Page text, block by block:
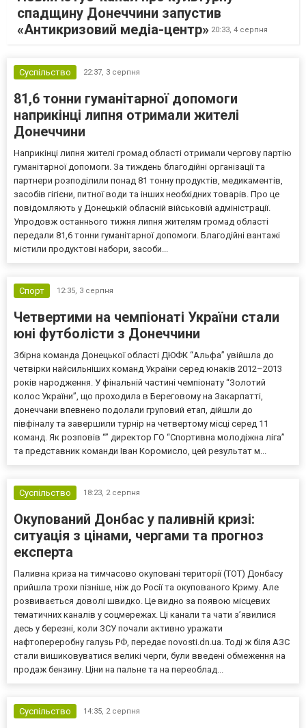
спадщину Донеччини запустив
«Антикризовий медіа-центр» 20:33, 4 серпня
Суспільство 22:37, 3 серпня
81,6 тонни гуманітарної допомоги
наприкінці липня отримали жителі
Донеччини
Наприкінці липня жителі громад області отримали чергову партію
гуманітарної допомоги. За тиждень благодійні організації та
партнери розподілили понад 81 тонну продуктів, медикаментів,
засобів гігієни, питної води та інших необхідних товарів. Про це
повідомляють у Донецькій обласній військовій адміністрації.
Упродовж останнього тижня липня жителям громад області
передали 81,6 тонни гуманітарної допомоги. Благодійні вантажі
містили продуктові набори, засоби...
Спорт 12:35, 3 серпня
Четвертими на чемпіонаті України стали
юні футболісти з Донеччини
Збірна команда Донецької області ДЮФК “Альфа” увійшла до
четвірки найсильніших команд України серед юнаків 2012–2013
років народження. У фінальній частині чемпіонату “Золотий
колос України”, що проходила в Береговому на Закарпатті,
донеччани впевнено подолали груповий етап, дійшли до
півфіналу та завершили турнір на четвертому місці серед 11
команд. Як розповів “” директор ГО “Спортивна молодіжна ліга”
та представник команди Іван Коромисло, цей результат м...
Суспільство 18:23, 2 серпня
Окупований Донбас у паливній кризі:
ситуація з цінами, чергами та прогноз
експерта
Паливна криза на тимчасово окуповані території (ТОТ) Донбасу
прийшла трохи пізніше, ніж до Росії та окупованого Криму. Але
розвивається доволі швидко. Це видно за появою місцевих
тематичних каналів у соцмережах. Ці канали та чати з’явилися
десь у березні, коли ЗСУ почали активно уражати
нафтопереробну галузь РФ, передає novosti.dn.ua. Тоді ж біля АЗС
стали вишиковуватися великі черги, були введені обмеження на
продаж бензину. Ціни на пальне та на переоблад...
Суспільство 14:35, 2 серпня